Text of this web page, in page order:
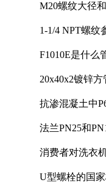
M20螺纹大径
1-1/4 NPT螺纹
F1010E是什么
20x40x2镀锌
抗渗混凝土中
法兰PN25和
消费者对洗衣
U型螺栓的国